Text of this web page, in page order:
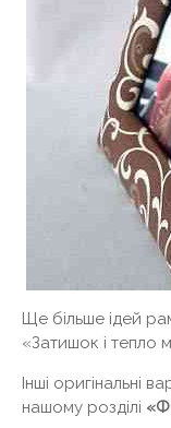
Ще більше ідей
«Затишок і тепло
Інші оригінальні
нашому розділі